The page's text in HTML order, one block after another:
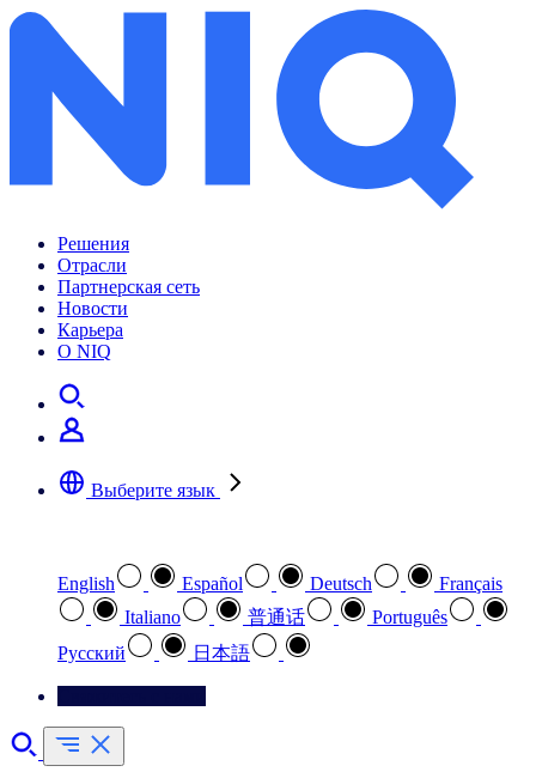
Решения
Отрасли
Партнерская сеть
Новости
Карьера
О NIQ
Выберите язык
English Español Deutsch
Français
Italiano
普通话
Português
Pусский
日本語